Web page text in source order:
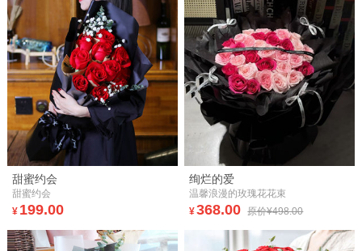
甜蜜约会
甜蜜约会
¥ 199.00
绚烂的爱
温馨浪漫的玫瑰花花束
¥368.00 原价¥498.00